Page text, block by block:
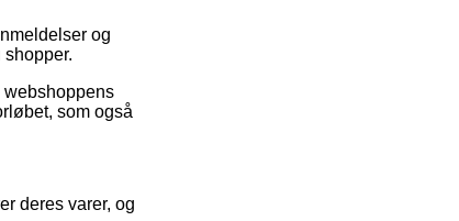
og
som også
deres varer, og